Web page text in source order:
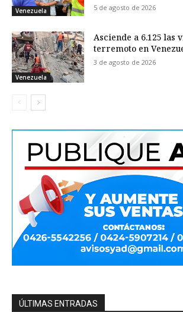
Venezuela 5 de agosto de 2026
Venezuela
Asciende a 6.125 las
terremoto en
3 de agosto de 2026
ÚLTIMAS ENTRADAS